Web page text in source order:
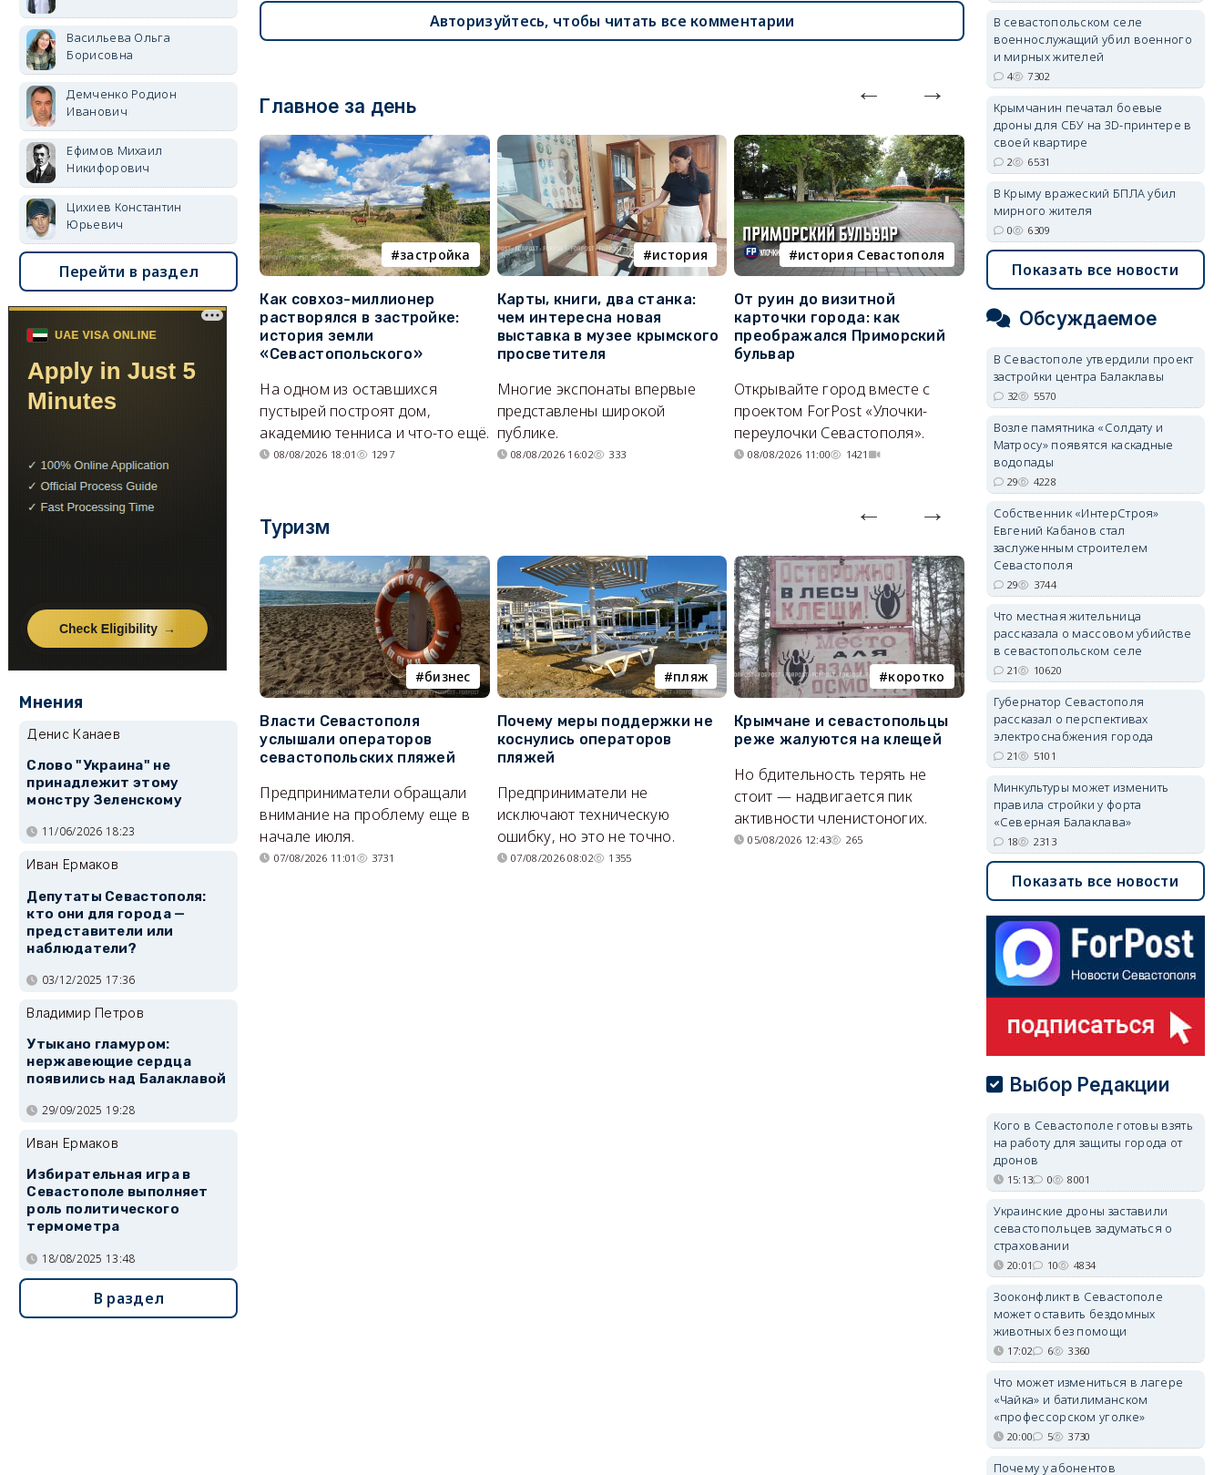
Авторизуйтесь, чтобы читать все комментарии
Главное за день
застройка
Как совхоз-миллионер
растворялся в застройке:
история земли
«Севастопольского»
На одном из оставшихся
пустырей построят дом,
академию тенниса и что-то ещё.
08/08/2026 18:01 1297
история
Карты, книги, два станка:
чем интересна новая
выставка в музее крымского
просветителя
Многие экспонаты впервые
представлены широкой
публике.
08/08/2026 16:02 333
история Севастополя
От руин до визитной
карточки города: как
преображался Приморский
бульвар
Открывайте город вместе с
проектом ForPost «Улочки-
переулочки Севастополя».
08/08/2026 11:00 1421
недвижимость
ЮФО по падению
позитивным нюансом
Кризис ударил по регионам
совершенно по-разному.
07/08/2026 20:02 3801
Туризм
бизнес
Власти Севастополя
услышали операторов
севастопольских пляжей
Предприниматели обращали
внимание на проблему еще в
начале июля.
07/08/2026 11:01 3731
пляж
Почему меры поддержки не
коснулись операторов
пляжей
Предприниматели не
исключают техническую
ошибку, но это не точно.
07/08/2026 08:02 1355
коротко
Крымчане и севастопольцы
реже жалуются на клещей
Но бдительность терять не
стоит — надвигается пик
активности членистоногих.
05/08/2026 12:43 265
В Севастополе утвердили
проект застройки центра
Балаклавы
Там появится туристический
квартал с отелями и
парковками.
05/08/2026 08:01 5570
Васильева Ольга
Борисовна
Демченко Родион
Иванович
Ефимов Михаил
Никифорович
Цихиев Константин
Юрьевич
Перейти в раздел
Мнения
Денис Канаев
Слово "Украина" не
принадлежит этому
монстру Зеленскому
11/06/2026 18:23
Иван Ермаков
Депутаты Севастополя:
кто они для города —
представители или
наблюдатели?
03/12/2025 17:36
Владимир Петров
Утыкано гламуром:
нержавеющие сердца
появились над Балаклавой
29/09/2025 19:28
Иван Ермаков
Избирательная игра в
Севастополе выполняет
роль политического
термометра
18/08/2025 13:48
В раздел
В севастопольском селе
военнослужащий убил военного
и мирных жителей
4 7302
Крымчанин печатал боевые
дроны для СБУ на 3D-принтере в
своей квартире
2 6531
В Крыму вражеский БПЛА убил
мирного жителя
0 6309
Показать все новости
Обсуждаемое
В Севастополе утвердили проект
застройки центра Балаклавы
32 5570
Возле памятника «Солдату и
Матросу» появятся каскадные
водопады
29 4228
Собственник «ИнтерСтроя»
Евгений Кабанов стал
заслуженным строителем
Севастополя
29 3744
Что местная жительница
рассказала о массовом убийстве
в севастопольском селе
21 10620
Губернатор Севастополя
рассказал о перспективах
электроснабжения города
21 5101
Минкультуры может изменить
правила стройки у форта
«Северная Балаклава»
18 2313
Показать все новости
Выбор Редакции
Кого в Севастополе готовы взять
на работу для защиты города от
дронов
15:13 0 8001
Украинские дроны заставили
севастопольцев задуматься о
страховании
20:01 10 4834
Зооконфликт в Севастополе
может оставить бездомных
животных без помощи
17:02 6 3360
Что может измениться в лагере
«Чайка» и батилиманском
«профессорском уголке»
20:00 5 3730
Почему у абонентов